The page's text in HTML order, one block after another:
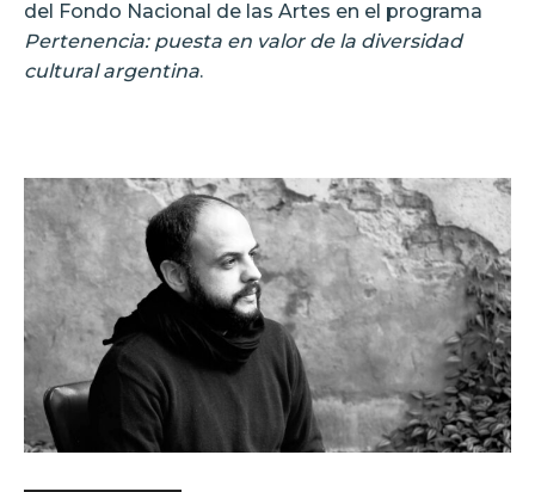
del Fondo Nacional de las Artes en el programa
Pertenencia: puesta en valor de la diversidad
cultural argentina.